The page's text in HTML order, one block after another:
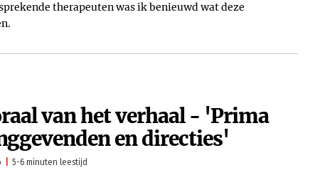
therapeuten was ik benieuwd wat deze
van het verhaal - 'Prima
en directies'
5-6 minuten leestijd